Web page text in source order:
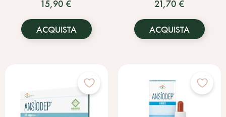
15,90 €
ACQUISTA
21,70 €
ACQUISTA